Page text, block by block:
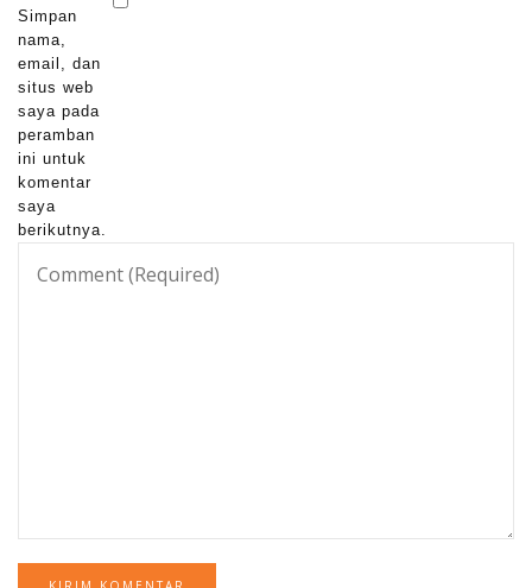
Simpan
nama,
email, dan
situs web
saya pada
peramban
ini untuk
komentar
saya
berikutnya.